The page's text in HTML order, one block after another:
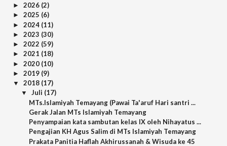
► 2026 (2)
► 2025 (6)
► 2024 (11)
► 2023 (30)
► 2022 (59)
► 2021 (18)
► 2020 (10)
► 2019 (9)
▼ 2018 (17)
▼ Juli (17)
MTs.Islamiyah Temayang (Pawai Ta'aruf Hari santri ...
Gerak Jalan MTs Islamiyah Temayang
Penyampaian kata sambutan kelas IX oleh Nihayatus ...
Pengajian KH Agus Salim di MTs Islamiyah Temayang
Prakata Panitia Haflah Akhirussanah & Wisuda ke 45